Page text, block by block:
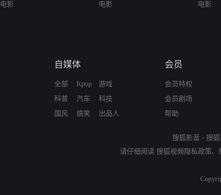
电影
工历险记
电影
电影
自媒体
全部
科普
国风
Kpop
汽车
搞笑
游戏
科技
出品人
会员
会员特权
会员剧场
帮助
搜狐影音 - 搜
请仔细阅读 搜狐视频隐私政策、